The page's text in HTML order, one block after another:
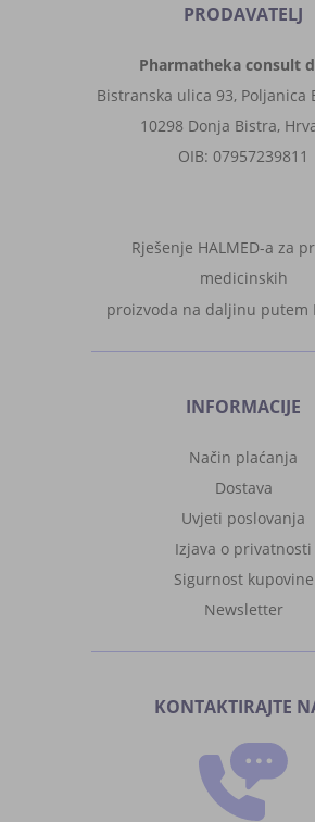
PRODAVATELJ
Pharmatheka consult
Bistranska ulica 93, Poljanica
10298 Donja Bistra,
OIB: 07957239811
Rješenje HALMED-a za
medicinskih
proizvoda na daljinu putem
INFORMACIJE
Način plaćanja
Dostava
Uvjeti poslovanja
Izjava o privatnosti
Sigurnost kupovine
Newsletter
KONTAKTIRAJTE